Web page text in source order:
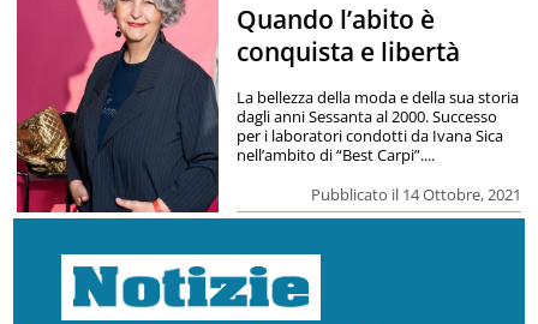
Quando l’abito è
conquista e libertà
Pubblicato il 14 Ottobre, 2021
La bellezza della moda e della sua storia
dagli anni Sessanta al 2000. Successo
per i laboratori condotti da Ivana Sica
nell’ambito di “Best Carpi”....